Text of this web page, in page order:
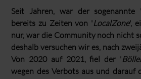
Seit Jahren, war der sogenannte '
bereits zu Zeiten von 'LocalZone',
nur, war die Community noch nicht
deshalb versuchen wir es, nach
Von 2020 auf 2021, fiel der '
wegen des Verbots aus und darauf